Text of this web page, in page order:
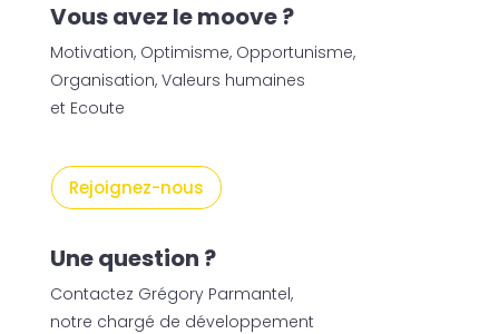
Vous avez le moove ?
Motivation, Optimisme, Opportunisme,
Organisation, Valeurs humaines
et Ecoute
Rejoignez-nous
Une question ?
Contactez Grégory Parmantel,
notre chargé de développement